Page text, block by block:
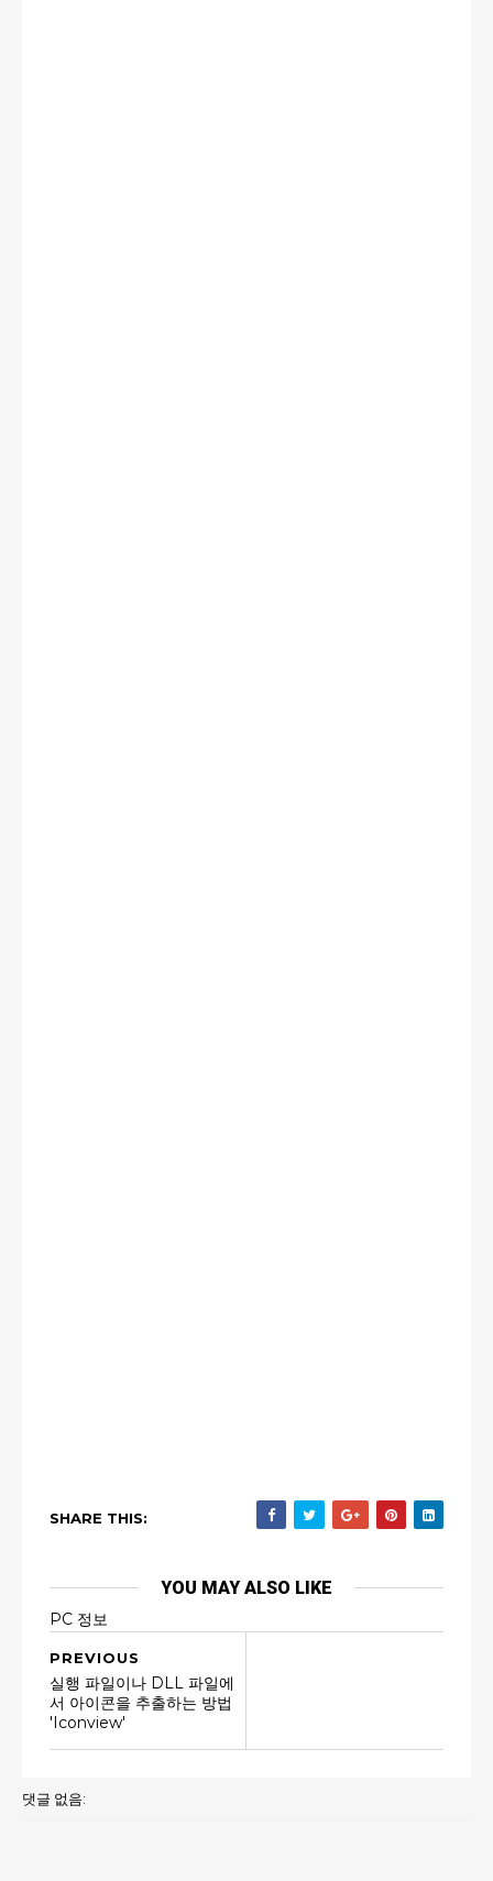
SHARE THIS:
YOU MAY ALSO LIKE
PC 정보
PREVIOUS
실행 파일이나 DLL 파일에
서 아이콘을 추출하는 방법
'Iconview'
댓글 없음: